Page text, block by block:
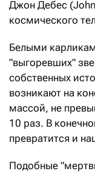
Джон Дебес
космического
Белыми
"выгоревших"
собственных
возникают на
массой, не
10 раз. В
превратится и
Подобные